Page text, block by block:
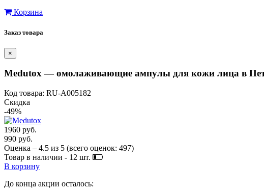
Корзина
Заказ товара
×
Medutox — омолаживающие ампулы для кожи лица в
Код товара: RU-A005182
Скидка
-49%
1960 руб.
990 руб.
Оценка – 4.5 из 5 (всего оценок: 497)
Товар в наличии - 12 шт.
В корзину
До конца акции осталось: